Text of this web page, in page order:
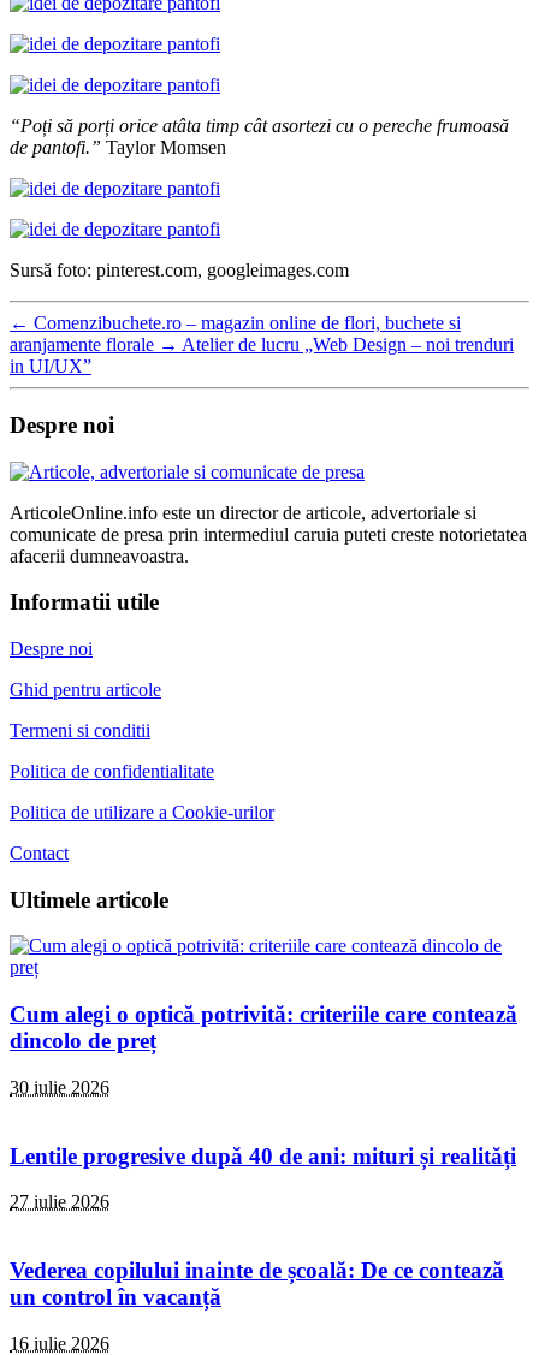
“Poți să porți orice atâta timp cât asortezi cu o pereche frumoasă
de pantofi.” Taylor Momsen
Sursă foto: pinterest.com, googleimages.com
← Comenzibuchete.ro – magazin online de flori, buchete si
aranjamente florale → Atelier de lucru „Web Design – noi trenduri
in UI/UX”
Despre noi
ArticoleOnline.info este un director de articole, advertoriale si
comunicate de presa prin intermediul caruia puteti creste notorietatea
afacerii dumneavoastra.
Informatii utile
Despre noi
Ghid pentru articole
Termeni si conditii
Politica de confidentialitate
Politica de utilizare a Cookie-urilor
Contact
Ultimele articole
Cum alegi o optică potrivită: criteriile care contează
dincolo de preț
30 iulie 2026
Lentile progresive după 40 de ani: mituri și realități
27 iulie 2026
Vederea copilului inainte de școală: De ce contează
un control în vacanță
16 iulie 2026